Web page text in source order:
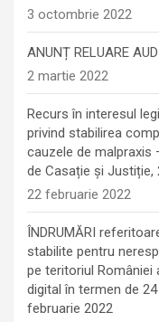
3 octombrie 2022
ANUNȚ RELUARE
2 martie 2022
Recurs în interesul
privind stabilirea
cauzele de malpraxis
de Casație și Justiție,
22 februarie 2022
ÎNDRUMĂRI
stabilite pentru
pe teritoriul României
digital în termen de
februarie 2022